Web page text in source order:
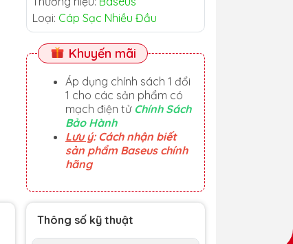
Loại: Cáp Sạc Nhiều Đầu
Khuyến mãi
Áp dụng chính sách 1 đổi
1 cho các sản phẩm có
mạch điện tử Chính Sách
Bảo Hành
Lưu ý: Cách nhận biết
sản phẩm Baseus chính
hãng
Thông số kỹ thuật